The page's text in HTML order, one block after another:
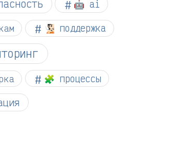
🤖 ai
🧏🏻 поддержка
🧩 процессы